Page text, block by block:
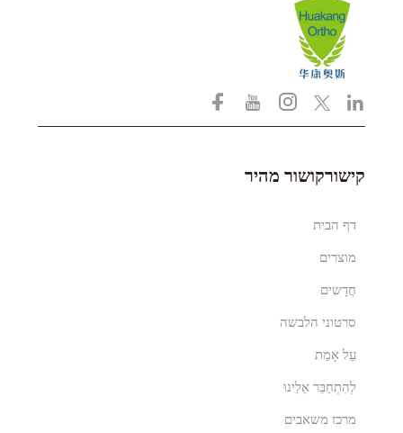
קישורקושור מהיר
דף הבית
מוצרים
חֲדָשִים
סרטוני הלבשה
עַל אָמַת
לְהִתְחַבֵּר אֵלֵינוּ
מרכז משאבים